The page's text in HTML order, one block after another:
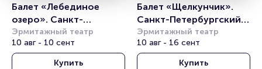
Балет «Лебединое
озеро». Санкт-
Петербургский театр
балета им. П.И.
Чайковского
Эрмитажный театр
10 авг - 10 сент
Купить
Балет «Щелкунчик».
Санкт-Петербургский
балет им. П. И.
Чайковского
Эрмитажный театр
10 авг - 16 сент
Купить